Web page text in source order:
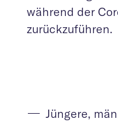
während der
zurückzuführen.
Jüngere,